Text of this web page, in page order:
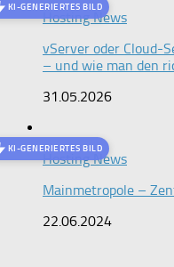
KI-GENERIERTES BILD
Hosting News
vServer oder Cloud-
– und wie man den
31.05.2026
KI-GENERIERTES BILD
Hosting News
Mainmetropole –
22.06.2024